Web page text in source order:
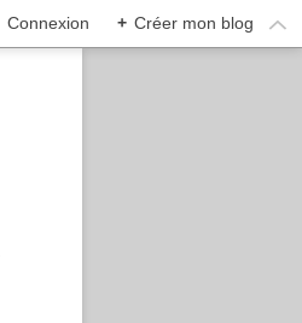
Connexion + Créer mon blog